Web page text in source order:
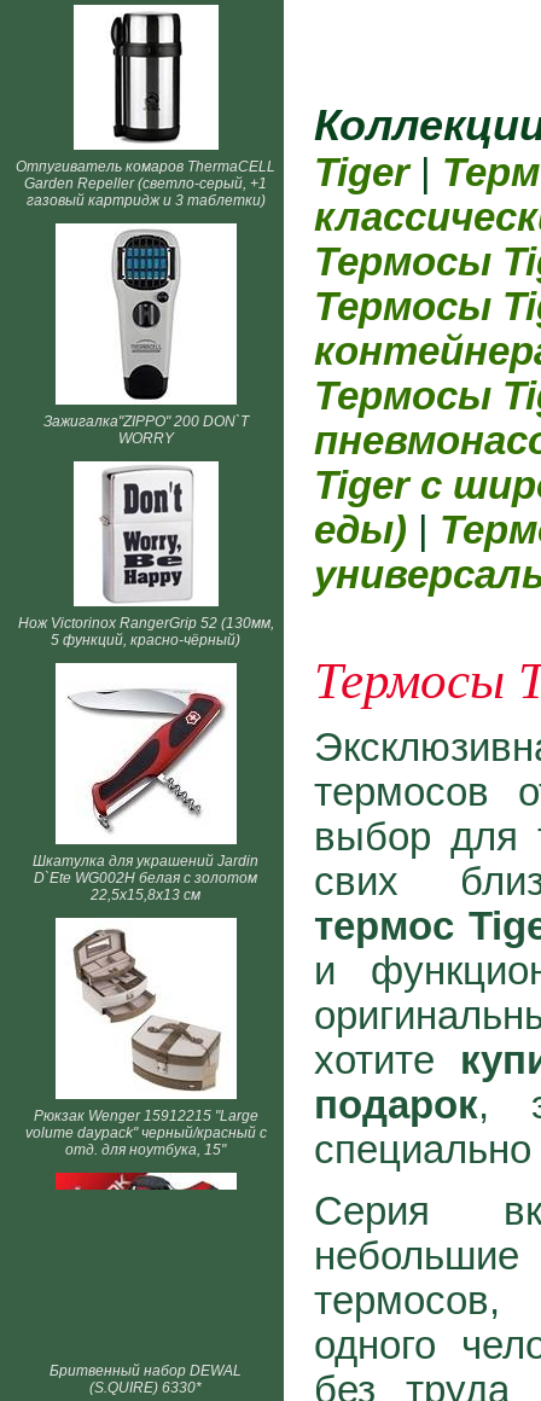
Отпугиватель комаров ThermaCELL
Garden Repeller (светло-серый, +1
газовый картридж и 3 таблетки)
Зажигалка"ZIPPO" 200 DON`T
WORRY
Нож Victorinox RangerGrip 52 (130мм,
5 функций, красно-чёрный)
Шкатулка для украшений Jardin
D`Ete WG002H белая с золотом
22,5х15,8х13 см
Рюкзак Wenger 15912215 "Large
volume daypack" черный/красный с
отд. для ноутбука, 15"
Бритвенный набор DEWAL
(S.QUIRE) 6330*
Tiger|
Термосы
Термосы
Термосы
Tiger с
еды)
Термосы
термосов
выбор для
свих
термос
и
хотите
подарок,
Серия
одного
без труда